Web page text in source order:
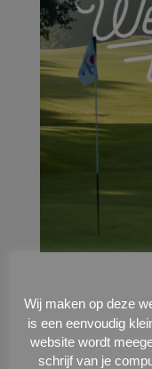
Wij maken op deze
is een eenvoudig
website wordt
schrijf van je